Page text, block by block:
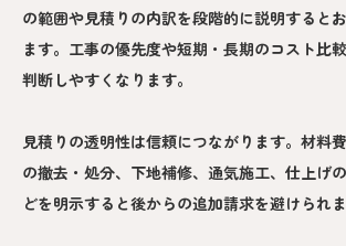
の範囲や見積りの内訳を段階的に説明すると
ます。工事の優先度や短期・長期のコスト比
判断しやすくなります。
見積りの透明性は信頼につながります。材料
の撤去・処分、下地補修、通気施工、仕上げ
どを明示すると後からの追加請求を避けられま